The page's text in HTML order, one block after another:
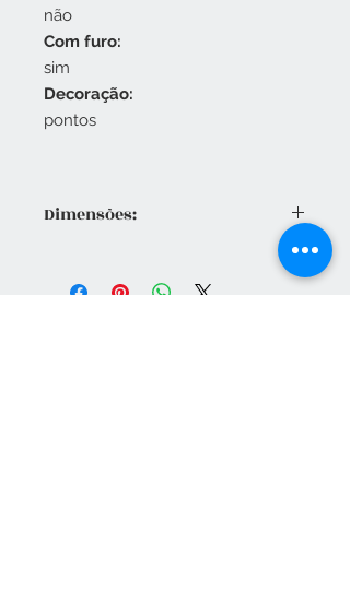
não
Com furo:
sim
Decoração:
pontos
Dimensões: